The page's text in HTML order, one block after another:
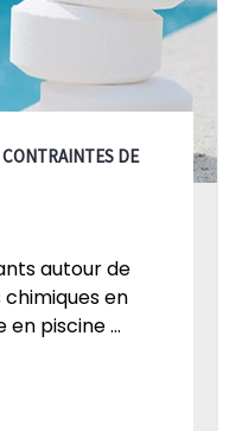
CONTRAINTES DE
autour de
en
en piscine ...